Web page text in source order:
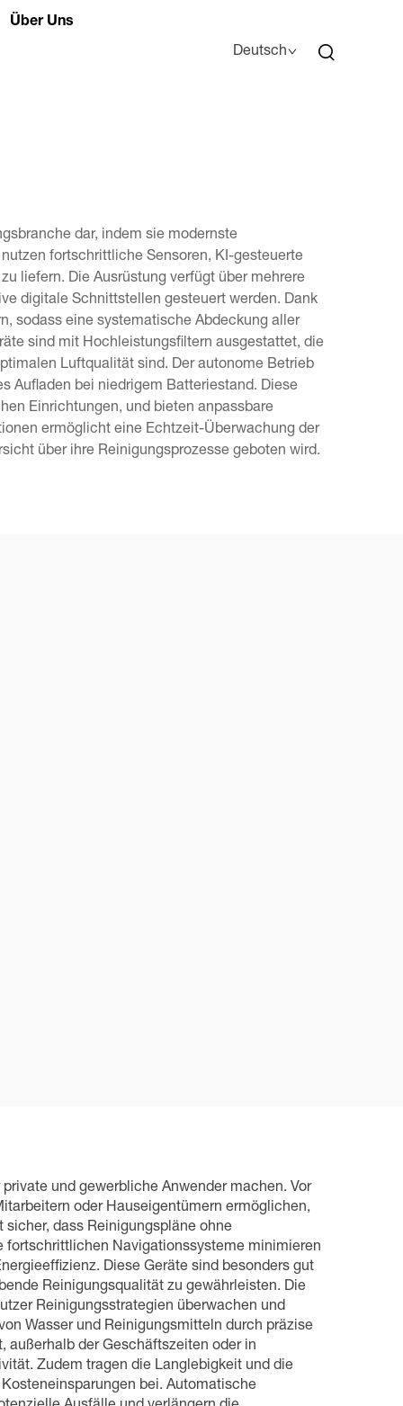
Über Uns
Deutsch
dar, indem sie modernste
fortschrittliche Sensoren, KI-gesteuerte
liefern. Die Ausrüstung verfügt über mehrere
digitale Schnittstellen gesteuert werden. Dank
sodass eine systematische Abdeckung aller
sind mit Hochleistungsfiltern ausgestattet, die
Luftqualität sind. Der autonome Betrieb
Aufladen bei niedrigem Batteriestand. Diese
Einrichtungen, und bieten anpassbare
ermöglicht eine Echtzeit-Überwachung der
über ihre Reinigungsprozesse geboten wird.
und gewerbliche Anwender machen. Vor
oder Hauseigentümern ermöglichen,
dass Reinigungspläne ohne
fortschrittlichen Navigationssysteme minimieren
Diese Geräte sind besonders gut
Reinigungsqualität zu gewährleisten. Die
Reinigungsstrategien überwachen und
Wasser und Reinigungsmitteln durch präzise
außerhalb der Geschäftszeiten oder in
Zudem tragen die Langlebigkeit und die
bei. Automatische